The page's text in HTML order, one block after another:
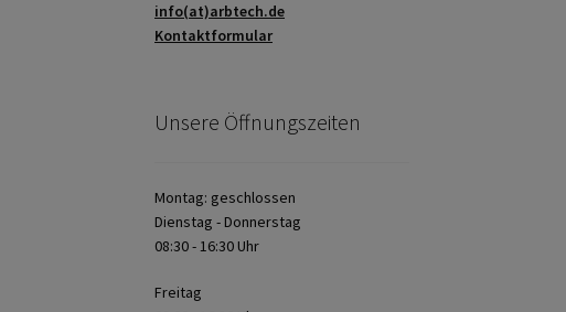
info(at)arbtech.de
Kontaktformular
Unsere Öffnungszeiten
Montag: geschlossen
Dienstag - Donnerstag
08:30 - 16:30 Uhr
Freitag